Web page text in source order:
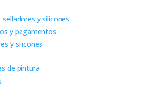
selladores y silicones
y pegamentos
y silicones
de pintura